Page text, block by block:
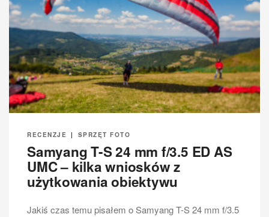
RECENZJE | SPRZĘT FOTO
Samyang T-S 24 mm f/3.5 ED AS
UMC – kilka wniosków z
użytkowania obiektywu
Jakiś czas temu pisałem o Samyang T-S 24 mm f/3.5